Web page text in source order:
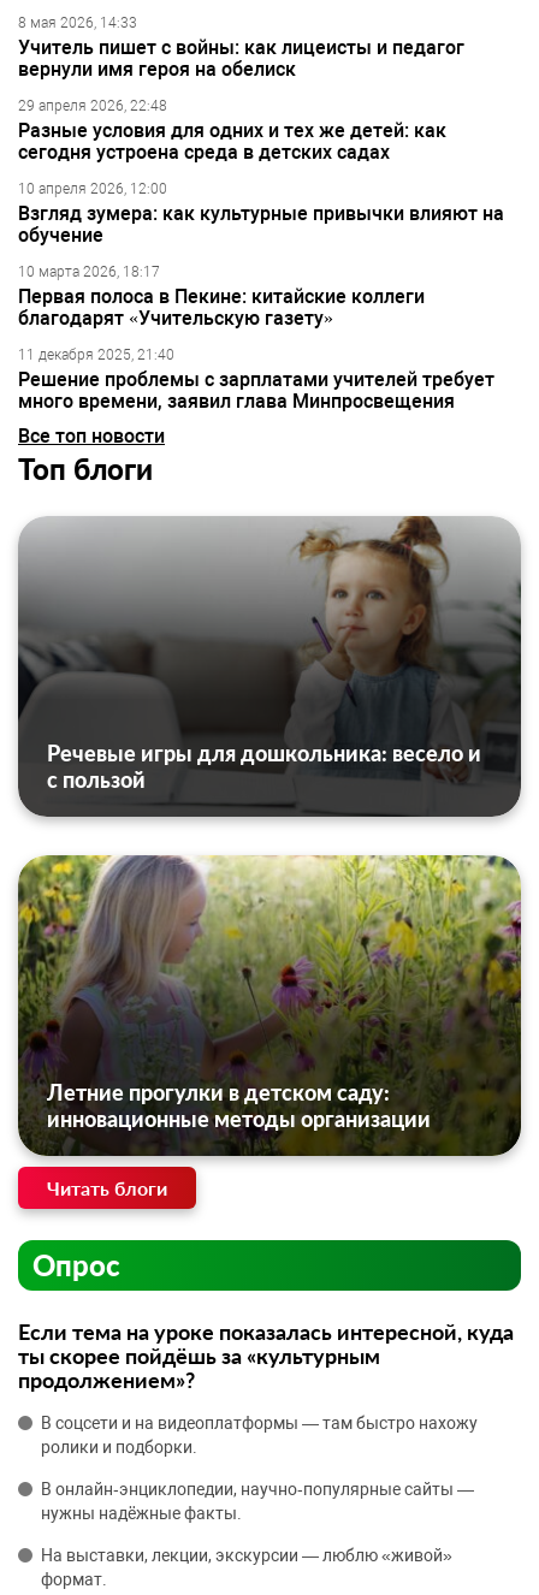
8 мая 2026, 14:33
Учитель пишет с войны: как лицеисты и педагог
вернули имя героя на обелиск
29 апреля 2026, 22:48
Разные условия для одних и тех же детей: как
сегодня устроена среда в детских садах
10 апреля 2026, 12:00
Взгляд зумера: как культурные привычки влияют на
обучение
10 марта 2026, 18:17
Первая полоса в Пекине: китайские коллеги
благодарят «Учительскую газету»
11 декабря 2025, 21:40
Решение проблемы с зарплатами учителей требует
много времени, заявил глава Минпросвещения
Все топ новости
Топ блоги
Речевые игры для дошкольника: весело и
с пользой
Летние прогулки в детском саду:
инновационные методы организации
Читать блоги
Опрос
Если тема на уроке показалась интересной, куда
ты скорее пойдёшь за «культурным
продолжением»?
В соцсети и на видеоплатформы — там быстро нахожу
ролики и подборки.
В онлайн‑энциклопедии, научно‑популярные сайты —
нужны надёжные факты.
На выставки, лекции, экскурсии — люблю «живой»
формат.